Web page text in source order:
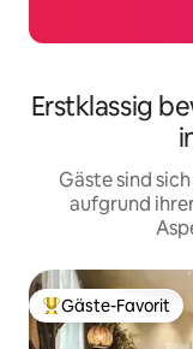
Erstklassig
Gäste sind
aufgrund
Beliebter Gäste-
Gäste-Favorit